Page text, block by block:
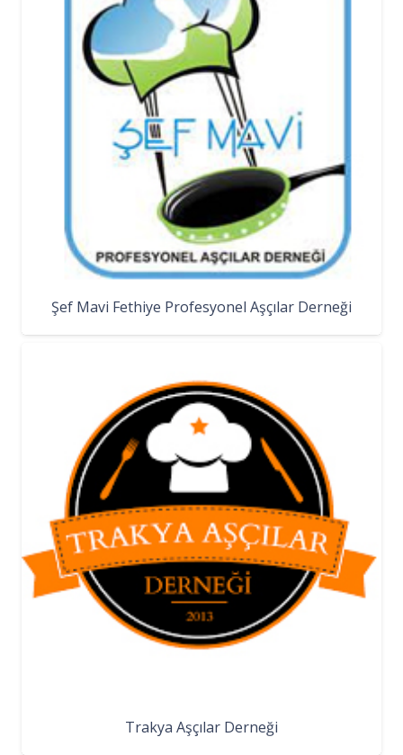
Şef Mavi Fethiye Profesyonel Aşçılar Derneği
Trakya Aşçılar Derneği